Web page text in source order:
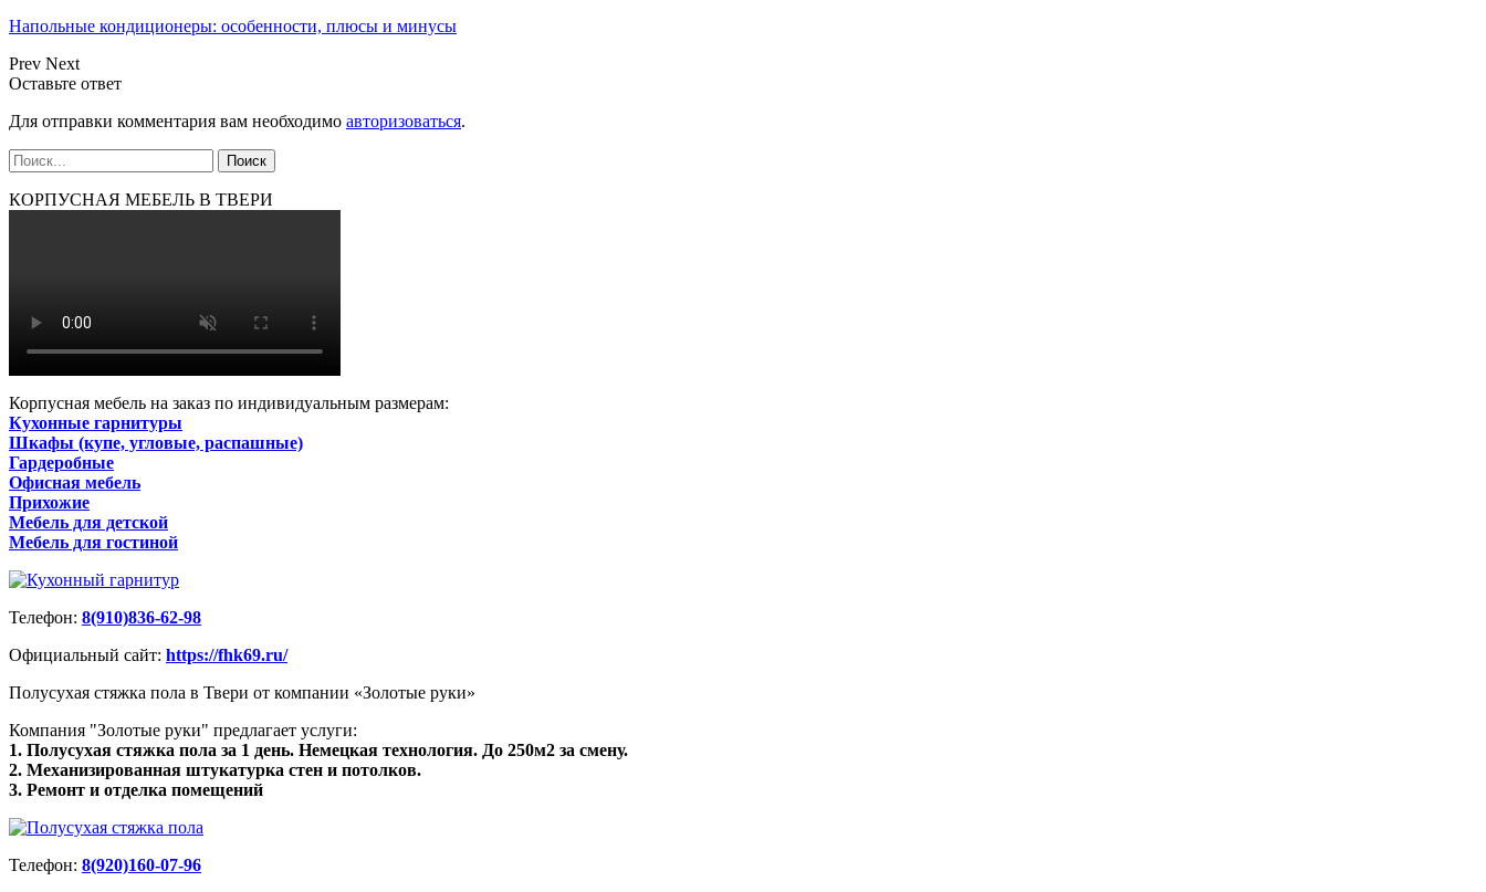
Напольные кондиционеры: особенности, плюсы и минусы
Prev Next
Оставьте ответ
Для отправки комментария вам необходимо авторизоваться.
КОРПУСНАЯ МЕБЕЛЬ В ТВЕРИ
Корпусная мебель на заказ по индивидуальным размерам:
Кухонные гарнитуры
Шкафы (купе, угловые, распашные)
Гардеробные
Офисная мебель
Прихожие
Мебель для детской
Мебель для гостиной
Телефон: 8(910)836-62-98
Официальный сайт: https://fhk69.ru/
Полусухая стяжка пола в Твери от компании «Золотые руки»
Компания "Золотые руки" предлагает услуги:
1. Полусухая стяжка пола за 1 день. Немецкая технология. До 250м2 за смену.
2. Механизированная штукатурка стен и потолков.
3. Ремонт и отделка помещений
Телефон: 8(920)160-07-96